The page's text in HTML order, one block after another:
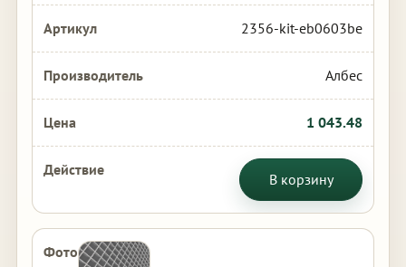
2356-kit-eb0603be
Албес
1 043.48
В корзину